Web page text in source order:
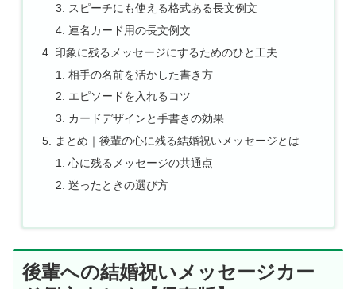
スピーチにも使える格式ある長文例文
連名カード用の長文例文
印象に残るメッセージにするためのひと工夫
相手の名前を活かした書き方
エピソードを入れるコツ
カードデザインと手書きの効果
まとめ｜後輩の心に残る結婚祝いメッセージとは
心に残るメッセージの共通点
迷ったときの選び方
後輩への結婚祝いメッセージカー